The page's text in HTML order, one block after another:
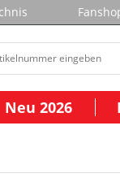
Neu 2026